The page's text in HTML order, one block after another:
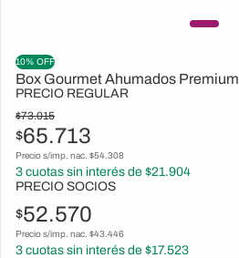
10% OFF
Box Gourmet Ahumados Premium
PRECIO REGULAR
$73.015
$65.713
Precio s/imp. nac. $54.308
3 cuotas sin interés de $21.904
PRECIO SOCIOS
$52.570
Precio s/imp. nac. $43.446
3 cuotas sin interés de $17.523